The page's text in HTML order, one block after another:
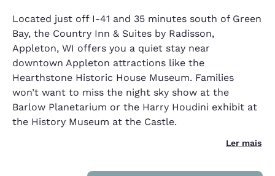
Located just off I-41 and 35 minutes south of Green
Bay, the Country Inn & Suites by Radisson,
Appleton, WI offers you a quiet stay near
downtown Appleton attractions like the
Hearthstone Historic House Museum. Families
won’t want to miss the night sky show at the
Barlow Planetarium or the Harry Houdini exhibit at
the History Museum at the Castle.
Ler mais